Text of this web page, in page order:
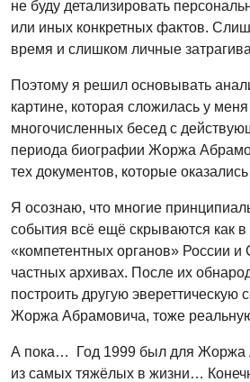
не буду детализировать
или иных конкретных фактов.
время и слишком личные
Поэтому я решил основывать
картине, которая сложилась у
многочисленных бесед с
периода биографии Жоржа
тех документов, которые
Я осознаю, что многие
события всё ещё скрываются как в
«компетентных органов» России и
частных архивах. После их
построить другую эвереттическую
Жоржа Абрамовича, тоже
А пока… Год 1999 был для Жоржа
из самых тяжёлых в жизни…